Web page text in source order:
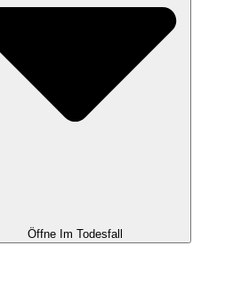
Öffne Im Todesfall